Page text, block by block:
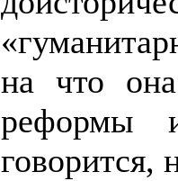
на что
реформы
говорится,